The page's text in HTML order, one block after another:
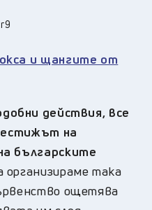
и щангите от
действия, все
на
българските
организираме така
ощетява